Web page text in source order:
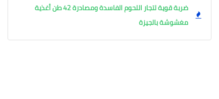
ضربة قوية لتجار اللحوم الفاسدة ومصادرة 42 طن أغذية
مغشوشة بالجيزة